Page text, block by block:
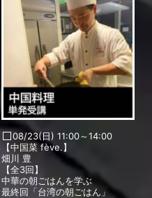
08/23(日) 11:00～14:00
【中国菜 fève.】
畑川 豊
【全3回】
中華の朝ごはんを学ぶ
最終回「台湾の朝ごはん」